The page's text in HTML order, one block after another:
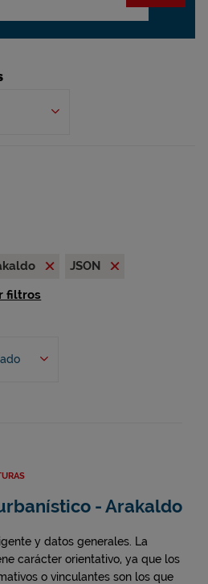
JSON
filtros
- Arakaldo
y datos generales. La
carácter orientativo, ya que los
o vinculantes son los que